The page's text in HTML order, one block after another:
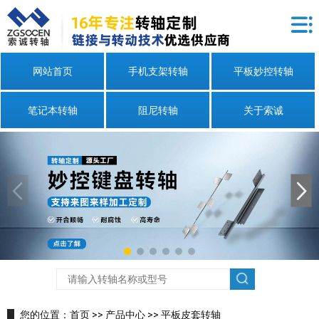
网站首页 手机支架转轴 平板妙控转轴
笔记本转轴 阻尼转轴 关于索诚
您的位置： 首页 >> 产品中心 >> 平板皮套转轴